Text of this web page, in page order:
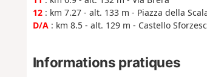
12: km 7.27 - alt. 133 m - Piazza della
D/A: km 8.5 - alt. 129 m - Castello
Informations pratiques